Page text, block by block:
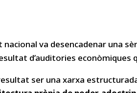
va desencadenar una
d’auditories econòmiques
ser una xarxa